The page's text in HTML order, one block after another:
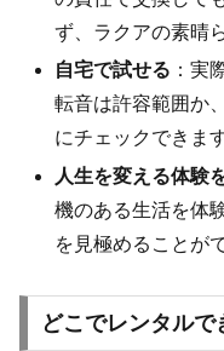
ず、ラクアの素晴
自宅で試せる ：実
転音は許容範囲か
にチェックできます
人生を変える体験
機のある生活を体
を見極めることが
どこでレンタルで